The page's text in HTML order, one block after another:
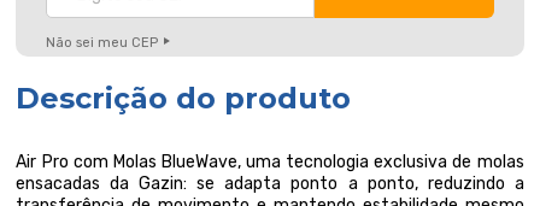
Não sei meu CEP
Descrição do produto
Air Pro com Molas BlueWave, uma tecnologia exclusiva de molas
ensacadas da Gazin: se adapta ponto a ponto, reduzindo a